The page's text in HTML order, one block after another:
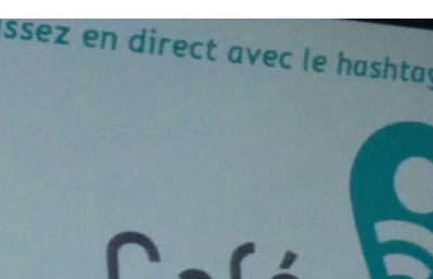
Commentaire sur la polémique des perroquets
Les syndicats, (tout) contre l’IA
En Seine-et-Marne, le projet de Campus IA doit sortir
Addendum sur les machines à laver, et l’intelligence
La vaste blague du macronisme crypto-spatial